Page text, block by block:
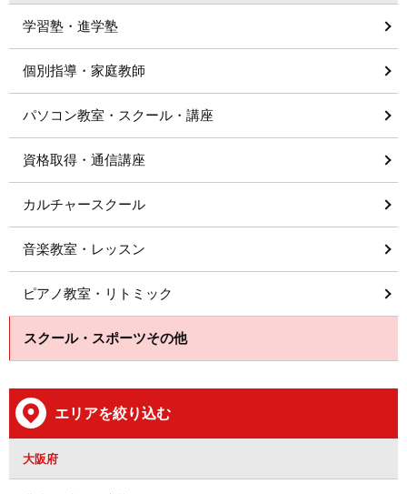
学習塾・進学塾
個別指導・家庭教師
パソコン教室・スクール・講座
資格取得・通信講座
カルチャースクール
音楽教室・レッスン
ピアノ教室・リトミック
スクール・スポーツその他
エリアを絞り込む
大阪府